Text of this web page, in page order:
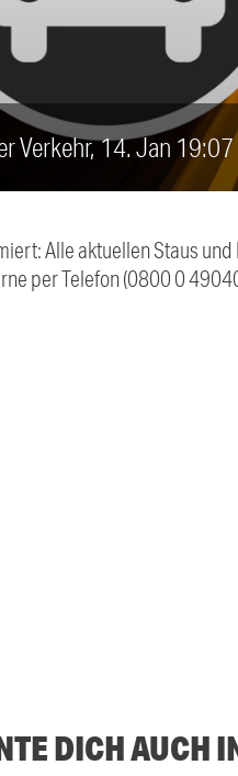
Verkehr, 14. Jan 19:07
Alle aktuellen Staus
per Telefon (0800 0
DICH AUCH